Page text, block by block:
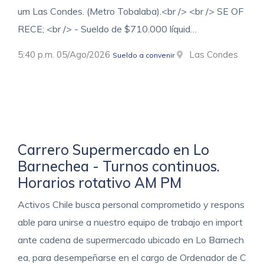
um Las Condes. (Metro Tobalaba).<br /> <br /> SE OF
RECE; <br /> - Sueldo de $710.000 líquid…
5:40 p.m. 05/Ago/2026 Sueldo a convenir Las Condes
Carrero Supermercado en Lo
Barnechea - Turnos continuos.
Horarios rotativo AM PM
Activos Chile busca personal comprometido y respons
able para unirse a nuestro equipo de trabajo en import
ante cadena de supermercado ubicado en Lo Barnech
ea, para desempeñarse en el cargo de Ordenador de C